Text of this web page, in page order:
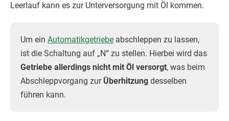
Leerlauf kann es zur Unterversorgung mit Öl kommen.
Um ein Automatikgetriebe abschleppen zu lassen,
ist die Schaltung auf „N“ zu stellen. Hierbei wird das
Getriebe allerdings nicht mit Öl versorgt, was beim
Abschleppvorgang zur Überhitzung desselben
führen kann.